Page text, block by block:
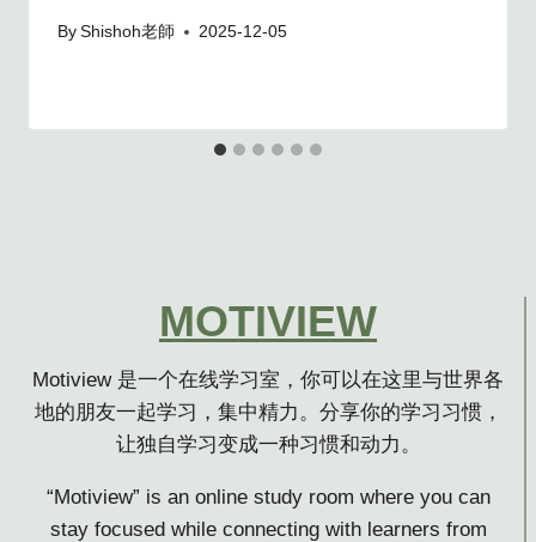
By Shishoh老師 2025-12-05
MOTIVIEW
Motiview 是一个在线学习室，你可以在这里与世界各
地的朋友一起学习，集中精力。分享你的学习习惯，
让独自学习变成一种习惯和动力。
“Motiview” is an online study room where you can
stay focused while connecting with learners from